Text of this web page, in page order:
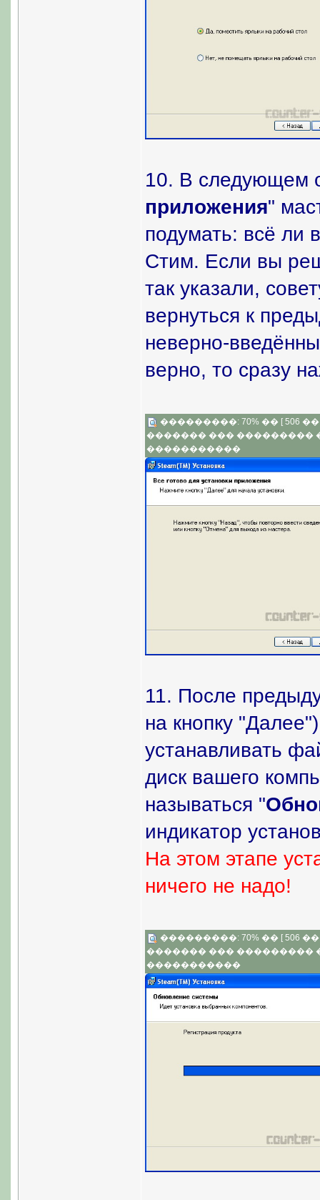
10. В следующем
приложения"
подумать: всё ли
Стим. Если вы
так указали,
вернуться к
неверно-
верно, то сразу
���������: 70% �� [ 506 ��
������� ��� ���������
�����������
11. После
на кнопку
устанавливать
диск вашего
называться "
индикатор
На этом этапе
ничего не надо!
���������: 70% �� [ 506 ��
������� ��� ���������
�����������